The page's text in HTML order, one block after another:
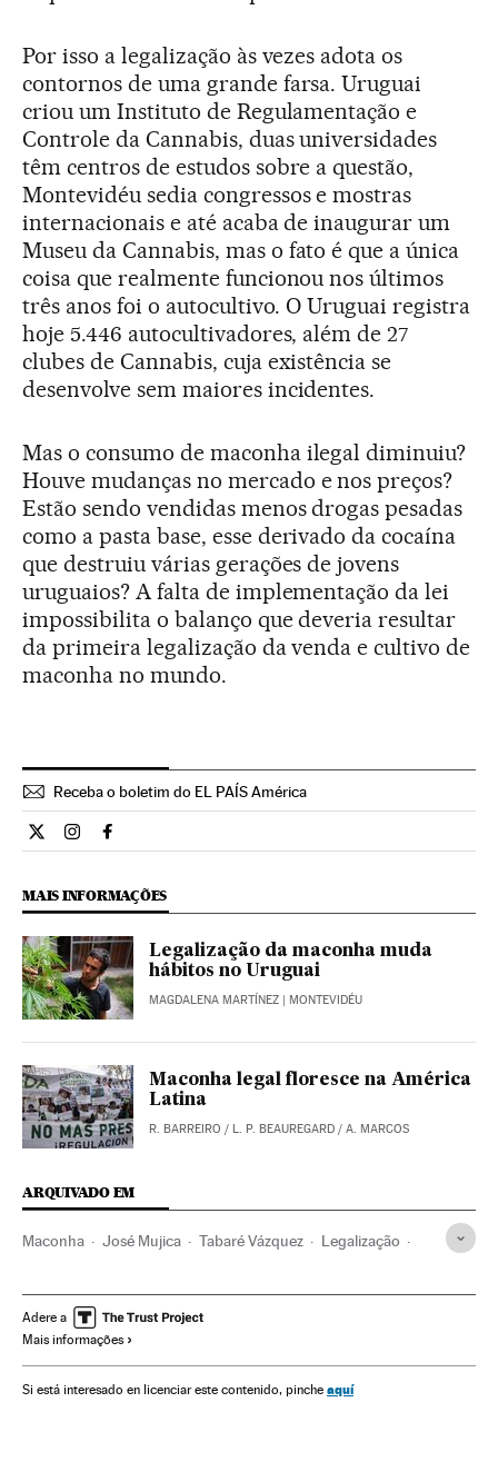
Por isso a legalização às vezes adota os
contornos de uma grande farsa. Uruguai
criou um Instituto de Regulamentação e
Controle da Cannabis, duas universidades
têm centros de estudos sobre a questão,
Montevidéu sedia congressos e mostras
internacionais e até acaba de inaugurar um
Museu da Cannabis, mas o fato é que a única
coisa que realmente funcionou nos últimos
três anos foi o autocultivo. O Uruguai registra
hoje 5.446 autocultivadores, além de 27
clubes de Cannabis, cuja existência se
desenvolve sem maiores incidentes.
Mas o consumo de maconha ilegal diminuiu?
Houve mudanças no mercado e nos preços?
Estão sendo vendidas menos drogas pesadas
como a pasta base, esse derivado da cocaína
que destruiu várias gerações de jovens
uruguaios? A falta de implementação da lei
impossibilita o balanço que deveria resultar
da primeira legalização da venda e cultivo de
maconha no mundo.
Receba o boletim do EL PAÍS América
Internacional El País Brasil en Twitter
Internacional El País Brasil en Instagram
Internacional El País Brasil en Facebook
MAIS INFORMAÇÕES
Legalização da maconha muda
hábitos no Uruguai
MAGDALENA MARTÍNEZ | MONTEVIDÉU
Maconha legal floresce na América
Latina
R. BARREIRO / L. P. BEAUREGARD / A. MARCOS
ARQUIVADO EM
Maconha José Mujica Tabaré Vázquez Legalização
América Latina Direito
Sociedade
Adere a
Mais informações
Si está interesado en licenciar este contenido, pinche aquí